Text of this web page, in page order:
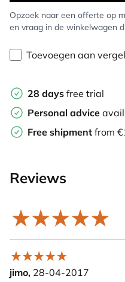
Opzoek naar een offerte op
en vraag in de winkelwagen
Toevoegen aan
28 days free trial
Personal advice
Free shipment from
Reviews
jimo, 28-04-2017